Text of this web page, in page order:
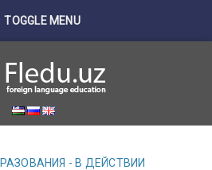
TOGGLE MENU
- В ДЕЙСТВИИ